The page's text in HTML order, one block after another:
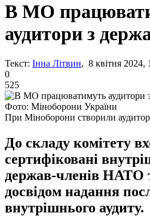
В МО
аудитори з
Текст: Інна Літвин, 8 квітня 2024,
0
525
Фото: Міноборони України
При Міноборони створили
До складу комітету
сертифіковані
держав-членів НАТО
досвідом надання
внутрішнього аудиту.